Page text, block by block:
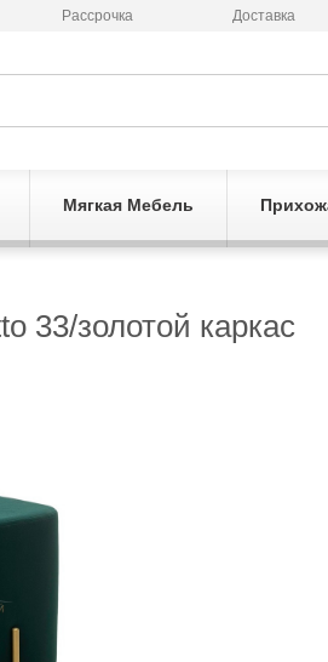
Рассрочка Доставка
Мягкая Мебель
33/золотой каркас